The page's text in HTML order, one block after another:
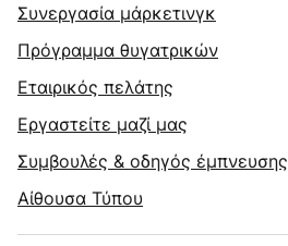
Συνεργασία μάρκετινγκ
Πρόγραμμα θυγατρικών
Εταιρικός πελάτης
Εργαστείτε μαζί μας
Συμβουλές & οδηγός έμπνευσης
Αίθουσα Τύπου